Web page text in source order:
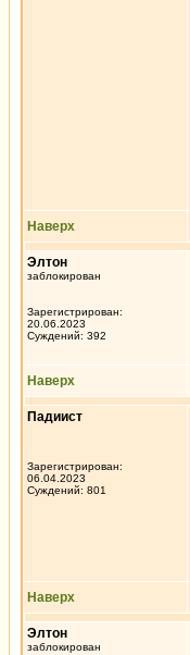
Наверх
Элтон
заблокирован
Зарегистрирован:
20.06.2023
Суждений: 392
Наверх
Падиист
Зарегистрирован:
06.04.2023
Суждений: 801
Наверх
Элтон
заблокирован